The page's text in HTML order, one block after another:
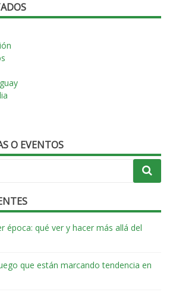
O EVENTOS
época: qué ver y hacer más allá del
que están marcando tendencia en